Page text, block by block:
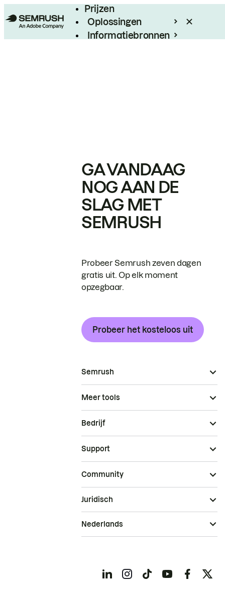
Prijzen
Oplossingen
Informatiebronnen
GA VANDAAG
NOG AAN DE
SLAG MET
SEMRUSH
Probeer Semrush zeven dagen
gratis uit. Op elk moment
opzegbaar.
Probeer het kosteloos uit
Semrush
Meer tools
Bedrijf
Support
Community
Juridisch
Nederlands